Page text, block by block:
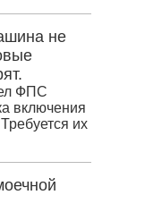
не
ФПС
включения
их